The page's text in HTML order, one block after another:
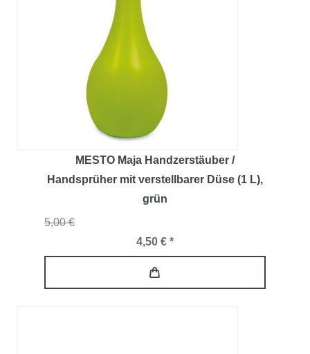
MESTO Maja Handzerstäuber /
Handsprüher mit verstellbarer Düse (1 L),
grün
5,00 €
4,50 € *